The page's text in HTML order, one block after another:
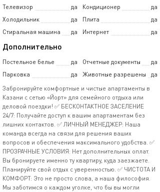
Телевизор да Кондиционер
да
Холодильник
да Плита
да
Стиральная машина
да Интернет да
Дополнительно
Постельное белье да Отчетные документы
да
Парковка
да Животные разрешены
да
Забронируйте комфортные и чистые апартаменты в
Казани с сетью «Йорт» для семейного отдыха или
деловой поездки! ✅ БЕСКОНТАКТНОЕ ЗАСЕЛЕНИЕ
24/7: Получайте доступ к вашим апартаментам без
лишних контактов. ✅ ЛИЧНЫЙ МЕНЕДЖЕР: Наша
команда всегда на связи для решения ваших
вопросов и обеспечения максимального удобства. ✅
ПРОЗРАЧНЫЕ УСЛОВИЯ: Нет дополнительных оплат.
Вы бронируете именно ту квартиру, куда заезжаете.
Планируйте свой отдых с уверенностью. ✅ ЧИСТОТА И
КОМФОРТ: Это не просто слова, а наша философия.
Мы заботимся о каждом уголке, что бы вы могли